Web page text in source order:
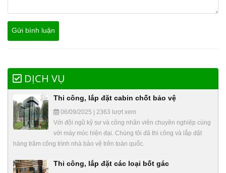
DỊCH VỤ
Thi công, lắp đặt cabin chốt bảo vệ
06/09/2025 | 2363 lượt xem
Với đội ngũ kỹ sư và công nhân viên chuyên nghiệp cùng
với máy móc hiện đại. Chúng tôi đã thi công và lắp đặt
hàng trăm công trình nhà bảo vệ trên toàn quốc.
Thi công, lắp đặt các loại bốt gác